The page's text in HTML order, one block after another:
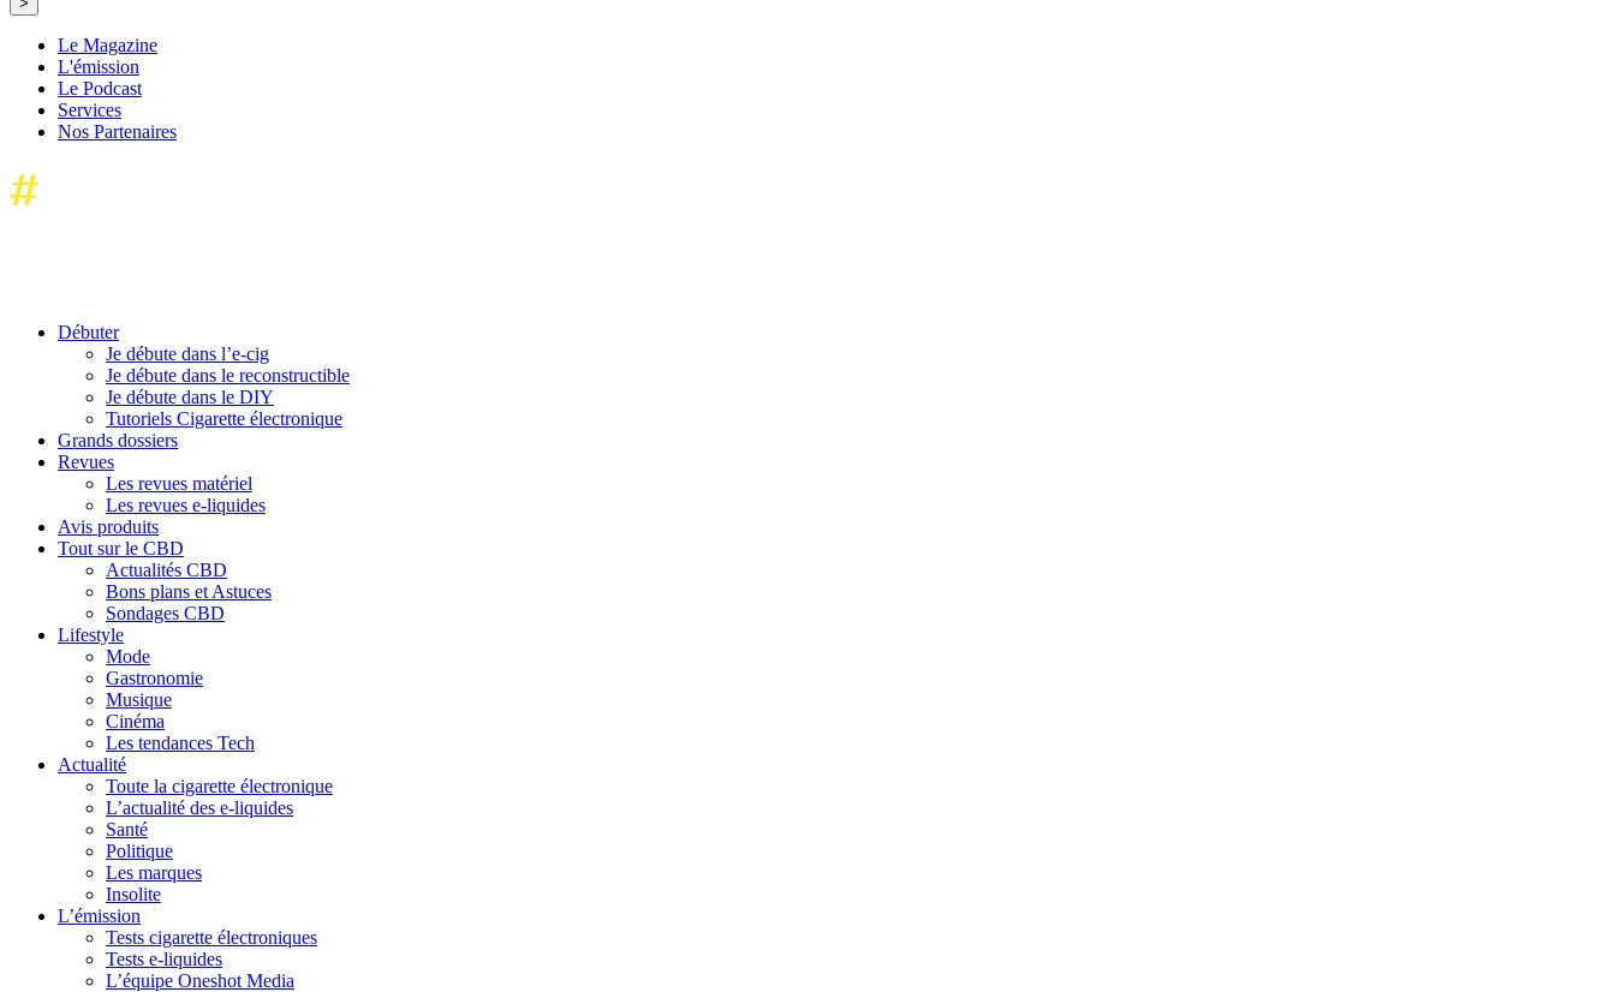
Le Magazine
L'émission
Le Podcast
Services
Nos Partenaires
Débuter
Je débute dans l’e-cig
Je débute dans le reconstructible
Je débute dans le DIY
Tutoriels Cigarette électronique
Grands dossiers
Revues
Les revues matériel
Les revues e-liquides
Avis produits
Tout sur le CBD
Actualités CBD
Bons plans et Astuces
Sondages CBD
Lifestyle
Mode
Gastronomie
Musique
Cinéma
Les tendances Tech
Actualité
Toute la cigarette électronique
L’actualité des e-liquides
Santé
Politique
Les marques
Insolite
L’émission
Tests cigarette électroniques
Tests e-liquides
L’équipe Oneshot Media